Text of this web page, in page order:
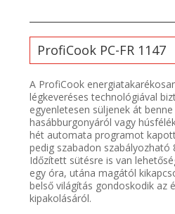
ProfiCook PC-FR 1147
A ProfiCook
légkeveréses technológiával
egyenletesen süljenek át
hasábburgonyáról vagy
hét automata programot
pedig szabadon szabályozható
Időzített sütésre is van
egy óra, utána magától
belső világítás gondoskodik az
kipakolásáról.